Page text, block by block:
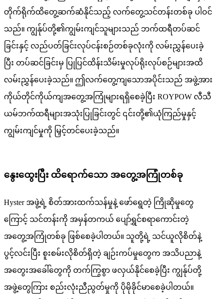
တိုက်ရိုက်ထိတွေ့ဆက်ဆံနိုင်သည့် လက်တွေ့သင်တန်းတစ်ခု ပါဝင်
သည်။ ကျွန်ုပ်တို့၏ကျွမ်းကျင်သူများသည် ဘက်ထရီတပ်ဆင်
ခြင်းနှင့် လည်ပတ်ခြင်းလုပ်ငန်းစဉ်တစ်ခုလုံးကို လမ်းညွှန်ပေးခဲ့
ပြီး တပ်ဆင်ခြင်းမှ ပြုပြင်ထိန်းသိမ်းမှုလုပ်ရိုးလုပ်စဉ်များအထိ
လမ်းညွှန်ပေးခဲ့သည်။ ဤလက်တွေ့ကျသောအပိုင်းသည် အဖွဲ့အား
ကိုယ်တိုင်ကိုယ်ကျအတွေ့အကြုံများရရှိစေခဲ့ပြီး ROYPOW လီသီ
ယမ်ဘက်ထရီများအသုံးပြုခြင်းတွင် ၎င်းတို့၏ယုံကြည်မှုနှင့်
ကျွမ်းကျင်မှုကို မြှင့်တင်ပေးခဲ့သည်။
နွေးထွေးပြီး ထိရောက်သော အတွေ့အကြုံတစ်ခု
Hyster အဖွဲ့ရဲ့ စိတ်အားထက်သန်မှုနဲ့ ဖော်ရွေတဲ့ ကြိုဆိုမှုတွေ
ကြောင့် သင်တန်းကို အမှန်တကယ် ပျော်ရွှင်စရာကောင်းတဲ့
အတွေ့အကြုံတစ်ခု ဖြစ်စေခဲ့ပါတယ်။ သူတို့ရဲ့ သင်ယူလိုစိတ်နဲ့
ပွင့်လင်းပြီး စူးစမ်းလိုစိတ်ရှိတဲ့ ချဉ်းကပ်မှုတွေက အသိပညာနဲ့
အတွေးအခေါ်တွေကို တက်ကြွစွာ ဖလှယ်နိုင်စေခဲ့ပြီး ကျွန်ုပ်တို့
အဖွဲ့တွေကြား စည်းလုံးညီညွတ်မှုကို ပိုမိုခိုင်မာစေခဲ့ပါတယ်။